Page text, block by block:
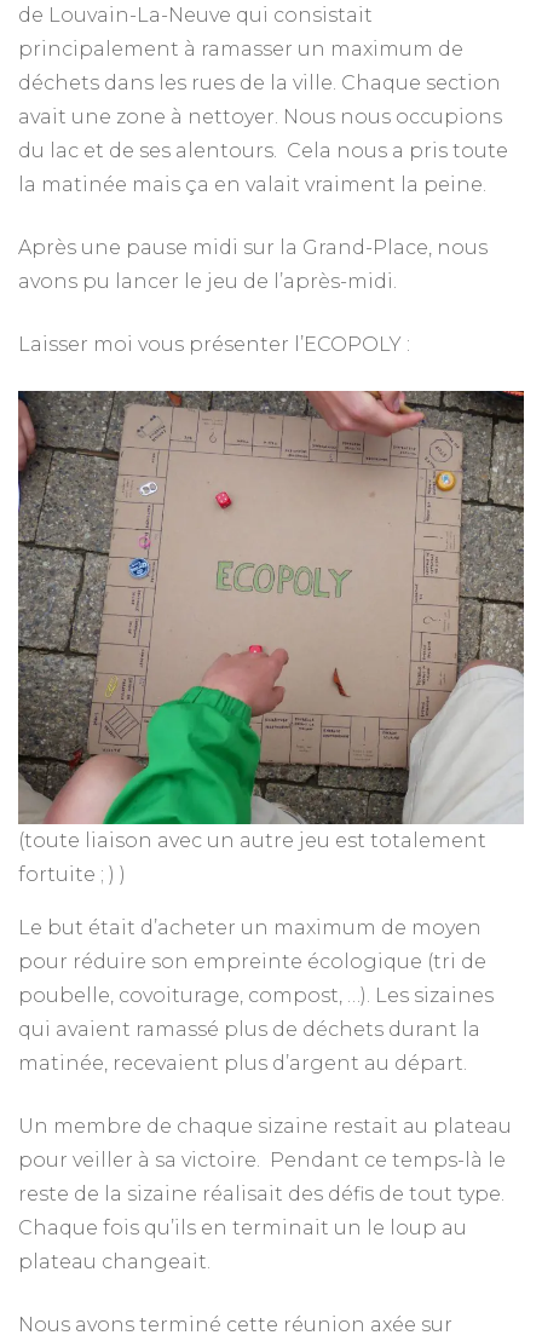
de Louvain-La-Neuve qui consistait
principalement à ramasser un maximum de
déchets dans les rues de la ville. Chaque section
avait une zone à nettoyer. Nous nous occupions
du lac et de ses alentours. Cela nous a pris toute
la matinée mais ça en valait vraiment la peine.
Après une pause midi sur la Grand-Place, nous
avons pu lancer le jeu de l’après-midi.
Laisser moi vous présenter l’ECOPOLY :
(toute liaison avec un autre jeu est totalement
fortuite ; ) )
Le but était d’acheter un maximum de moyen
pour réduire son empreinte écologique (tri de
poubelle, covoiturage, compost, …). Les sizaines
qui avaient ramassé plus de déchets durant la
matinée, recevaient plus d’argent au départ.
Un membre de chaque sizaine restait au plateau
pour veiller à sa victoire. Pendant ce temps-là le
reste de la sizaine réalisait des défis de tout type.
Chaque fois qu’ils en terminait un le loup au
plateau changeait.
Nous avons terminé cette réunion axée sur